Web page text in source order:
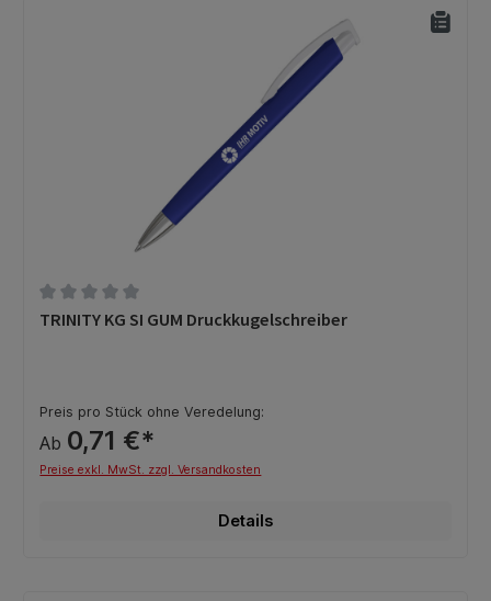
Durchschnittliche Bewertung von 0 von 5 Sternen
TRINITY KG SI GUM Druckkugelschreiber
Preis pro Stück ohne Veredelung:
Ab 0,71 €*
Preise exkl. MwSt. zzgl. Versandkosten
Details